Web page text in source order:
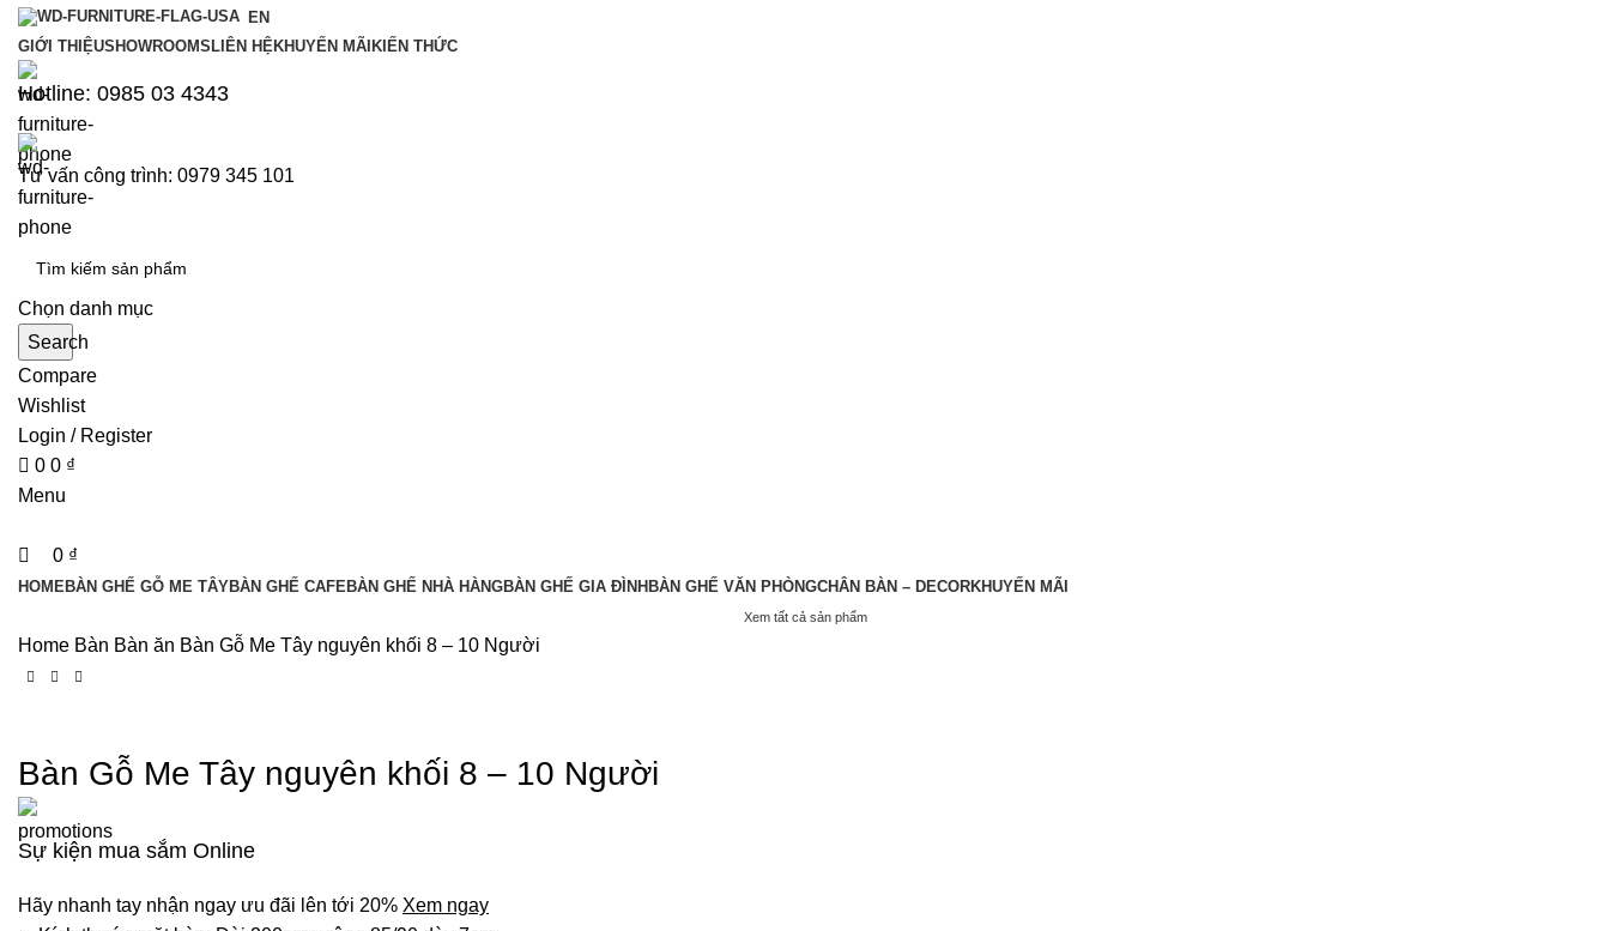
EN
GIỚI THIỆUSHOWROOMS LIÊN HỆKHUYẾN MÃI KIẾN THỨC
Hotline: 0985 03 4343
Tư vấn công trình: 0979 345 101
Chọn danh mục
Search
Compare
Wishlist
Login / Register
0 0 ₫
Menu
0 ₫
HOMEBÀN GHẾ GỖ ME TÂYBÀN GHẾ CAFEBÀN GHẾ NHÀ HÀNGBÀN GHẾ GIA ĐÌNH BÀN GHẾ VĂN PHÒNGCHÂN BÀN – DECORKHUYẾN MÃI
Xem tất cả sản phẩm
Home Bàn Bàn ăn Bàn Gỗ Me Tây nguyên khối 8 – 10 Người
Bàn Gỗ Me Tây nguyên khối 8 – 10 Người
Sự kiện mua sắm Online
Hãy nhanh tay nhận ngay ưu đãi lên tới 20% Xem ngay